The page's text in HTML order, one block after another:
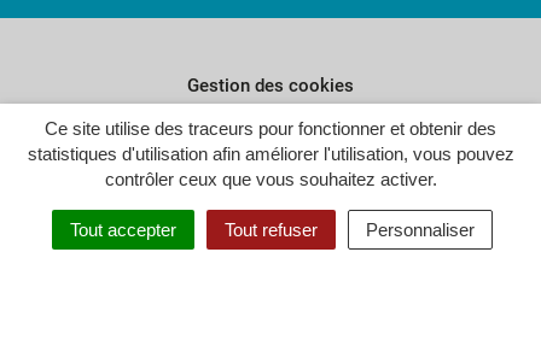
Ce site utilise des traceurs pour fonctionner et obtenir des
statistiques d'utilisation afin améliorer l'utilisation, vous pouvez
contrôler ceux que vous souhaitez activer.
Tout accepter Tout refuser Personnaliser
Gestion des cookies
Plan du site
Politique de confidentialité
Crédits